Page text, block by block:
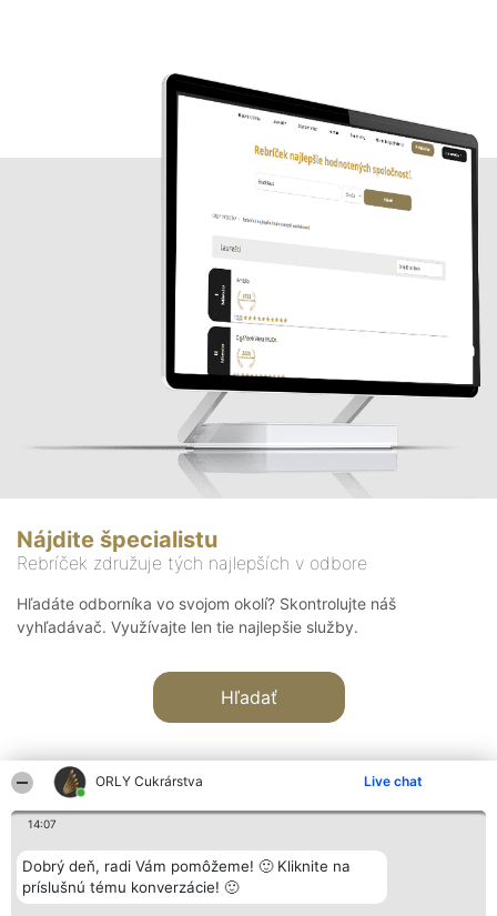
ORLY Cukrárstva Live chat
14:07
Dobrý deň, radi Vám pomôžeme! 🙂 Kliknite na
príslušnú tému konverzácie! 🙂
Nájdite špecialistu
Rebríček združuje tých najlepších v odbore
Hľadáte odborníka vo svojom okolí? Skontrolujte náš
vyhľadávač. Využívajte len tie najlepšie služby.
Hľadať
Organizátor hodnotenia
Bright Side Solutions sp. z o.
o. sp. k.
Hodnotenie
Laureáti
Lista
Kontakt
Kontakt